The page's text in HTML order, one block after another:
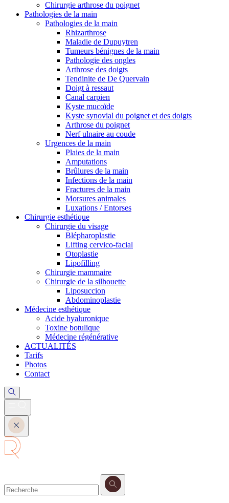
Chirurgie arthrose du poignet
Pathologies de la main
Pathologies de la main
Rhizarthrose
Maladie de Dupuytren
Tumeurs bénignes de la main
Pathologie des ongles
Arthrose des doigts
Tendinite de De Quervain
Doigt à ressaut
Canal carpien
Kyste mucoïde
Kyste synovial du poignet et des doigts
Arthrose du poignet
Nerf ulnaire au coude
Urgences de la main
Plaies de la main
Amputations
Brûlures de la main
Infections de la main
Fractures de la main
Morsures animales
Luxations / Entorses
Chirurgie esthétique
Chirurgie du visage
Blépharoplastie
Lifting cervico-facial
Otoplastie
Lipofilling
Chirurgie mammaire
Chirurgie de la silhouette
Liposuccion
Abdominoplastie
Médecine esthétique
Acide hyaluronique
Toxine botulique
Médecine régénérative
ACTUALITÉS
Tarifs
Photos
Contact